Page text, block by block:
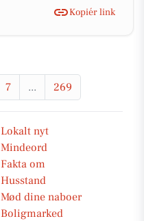
Kopiér link
7 ... 269
Lokalt nyt
Mindeord
Fakta om
Husstand
Mød dine naboer
Boligmarked